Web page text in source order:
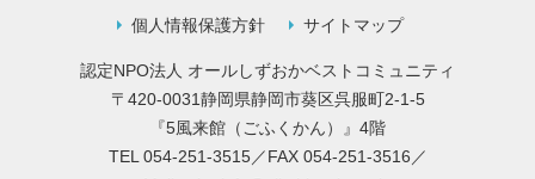
個人情報保護方針 サイトマップ
認定NPO法人 オールしずおかベストコミュニティ
〒420-0031静岡県静岡市葵区呉服町2-1-5
『5風来館（ごふくかん）』4階
TEL 054-251-3515／FAX 054-251-3516／